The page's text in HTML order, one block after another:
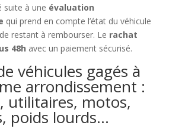
suite à une évaluation
qui prend en compte l’état du véhicule
restant à rembourser. Le rachat
48h avec un paiement sécurisé.
véhicules gagés à
arrondissement :
utilitaires, motos,
poids lourds…